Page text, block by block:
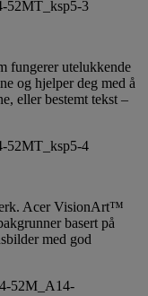
fungerer utelukkende
og hjelper deg med å
eller bestemt tekst –
Acer VisionArt™
basert på
med god